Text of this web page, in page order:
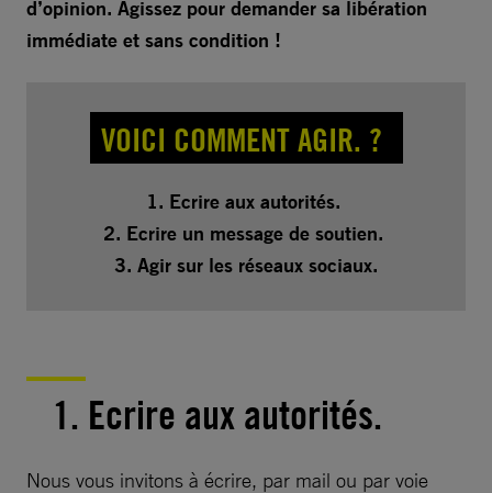
d’opinion. Agissez pour demander sa libération
immédiate et sans condition !
VOICI COMMENT AGIR. ?
1. Ecrire aux autorités.
2. Ecrire un message de soutien.
3. Agir sur les réseaux sociaux.
1. Ecrire aux autorités.
Nous vous invitons à écrire, par mail ou par voie